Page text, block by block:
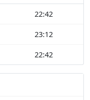
22:42
23:12
22:42